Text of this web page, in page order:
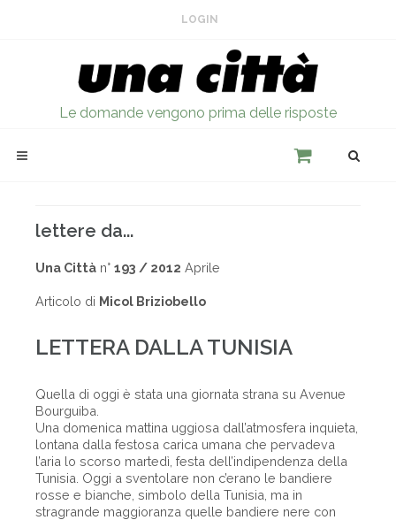
LOGIN
Le domande vengono prima delle risposte
lettere da...
Una Città n° 193 / 2012 Aprile
Articolo di Micol Briziobello
LETTERA DALLA TUNISIA
Quella di oggi è stata una giornata strana su Avenue
Bourguiba.
Una domenica mattina uggiosa dall’atmosfera inquieta,
lontana dalla festosa carica umana che pervadeva
l’aria lo scorso martedì, festa dell’indipendenza della
Tunisia. Oggi a sventolare non c’erano le bandiere
rosse e bianche, simbolo della Tunisia, ma in
stragrande maggioranza quelle bandiere nere con